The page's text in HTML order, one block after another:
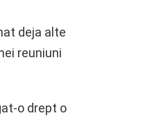
deja alte
reuniuni
o drept o